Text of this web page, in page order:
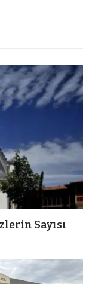
Sayısı